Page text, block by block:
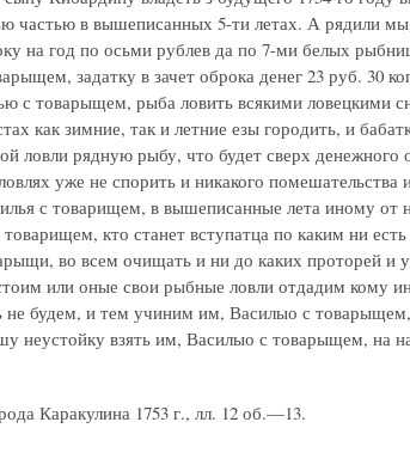
частью в вышеписанных 5-ти летах. А рядили
на год по осьми рублев да по 7-ми белых
задатку в зачет оброка денег 23 руб. 30
товарыщем, рыба ловить всякими ловецкими
как зимние, так и летние езы городить, и
ловли рядную рыбу, что будет сверх денежного
уже не спорить и никакого помешательства
с товарищем, в вышеписанные лета иному от
кто станет вступатца по каким ни
во всем очищать и ни до каких проторей и
или оные свои рыбные ловли отдадим кому
не будем, и тем учиним им, Василыо с
неустойку взять им, Василыо с товарыщем, на
Каракулина 1753 г., лл. 12 об.—13.